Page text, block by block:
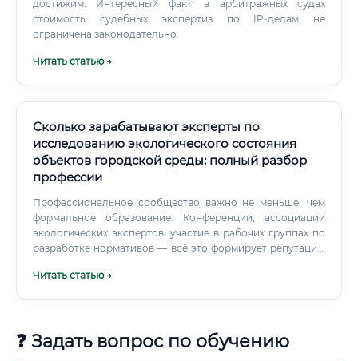
достижим. Интересный факт: в арбитражных судах
стоимость судебных экспертиз по IP-делам не
ограничена законодательно.
Читать статью →
Сколько зарабатывают эксперты по
исследованию экологического состояния
объектов городской среды: полный разбор
профессии
Профессиональное сообщество важно не меньше, чем
формальное образование. Конференции, ассоциации
экологических экспертов, участие в рабочих группах по
разработке нормативов — всё это формирует репутацию
знают в профессиональном сообществе, клиенты находят
Читать статью →
❓ Задать вопрос по обучению